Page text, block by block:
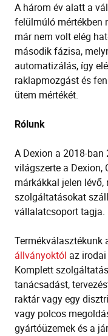
A három év alatt a
felülmúló mértékben
már nem volt elég
második fázisa,
automatizálás, így
raklapmozgást és
ütem mértékét.
Rólunk
A Dexion a 2018-
világszerte a Dexion,
márkákkal jelen
szolgáltatásokat
vállalatcsoport tagja.
Termékválasztékunk
állványoktól az
Komplett
tanácsadást,
raktár vagy egy
vagy polcos
gyártóüzemek és a